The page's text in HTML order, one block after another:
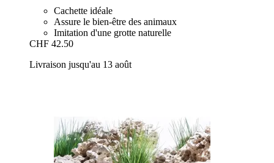
Cachette idéale
Assure le bien-être des animaux
Imitation d'une grotte naturelle
CHF 42.50
Livraison jusqu'au 13 août